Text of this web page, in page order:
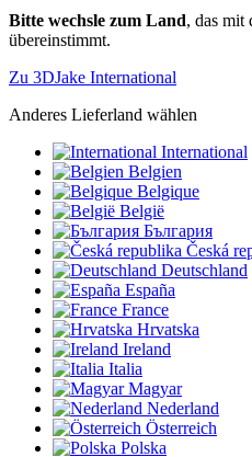
Bitte wechsle zum Land, das mit
übereinstimmt.
Zu 3DJake International
Anderes Lieferland wählen
International
Belgien
Belgique
België
България
Česká
Deutschland
España
France
Hrvatska
Ireland
Italia
Magyar
Nederland
Österreich
Polska